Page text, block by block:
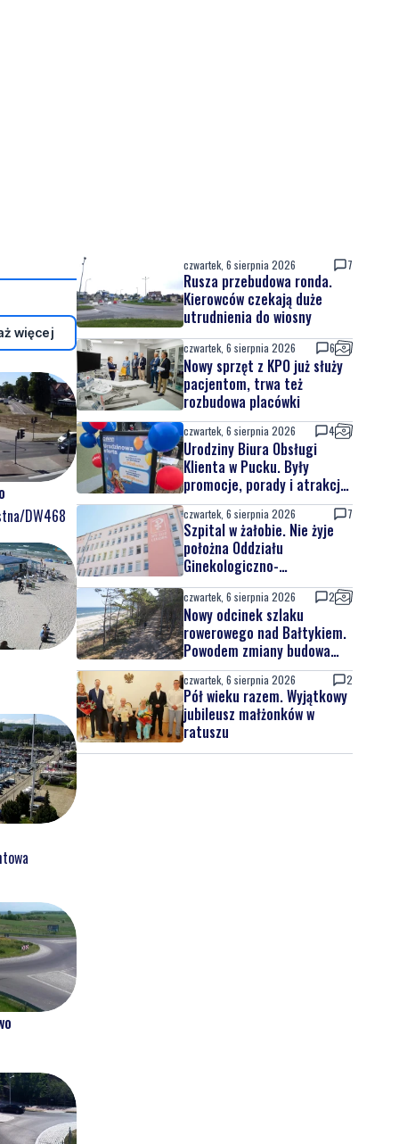
więcej
DW468
czwartek, 6 sierpnia 2026 7
Rusza przebudowa ronda.
Kierowców czekają duże
utrudnienia do wiosny
czwartek, 6 sierpnia 2026 6
Nowy sprzęt z KPO już służy
pacjentom, trwa też
rozbudowa placówki
czwartek, 6 sierpnia 2026 4
Urodziny Biura Obsługi
Klienta w Pucku. Były
promocje, porady i atrakcje
dla najmłodszych
czwartek, 6 sierpnia 2026 7
Szpital w żałobie. Nie żyje
położna Oddziału
Ginekologiczno-
Położniczego
czwartek, 6 sierpnia 2026 2
Nowy odcinek szlaku
rowerowego nad Bałtykiem.
Powodem zmiany budowa
elektrowni jądrowej
czwartek, 6 sierpnia 2026 2
Pół wieku razem. Wyjątkowy
jubileusz małżonków w
ratuszu